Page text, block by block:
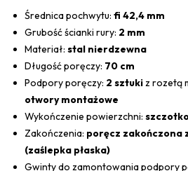
Średnica pochwytu: fi 42,4 mm
Grubość ścianki rury: 2 mm
Materiał: stal nierdzewna
Długość poręczy: 70 cm
Podpory poręczy: 2 sztuki z rozetą
otwory montażowe
Wykończenie powierzchni:
Zakończenia: poręcz zakończona
(zaślepka płaska)
Gwinty do zamontowania podpory